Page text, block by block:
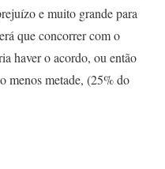
e muito grande para
que concorrer com o
haver o acordo, ou então
menos metade, (25% do